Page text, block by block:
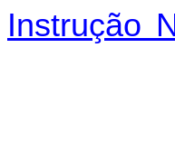
Instrução